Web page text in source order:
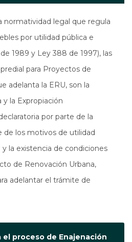
normatividad legal que regula
por utilidad pública e
1989 y Ley 388 de 1997), las
para Proyectos de
adelanta la ERU, son la
y la Expropiación
por parte de la
los motivos de utilidad
la existencia de condiciones
de Renovación Urbana,
adelantar el trámite de
el proceso de Enajenación